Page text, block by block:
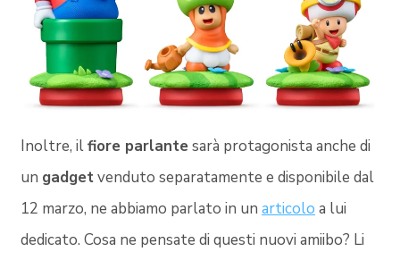
Inoltre, ilfiore parlantesarà protagonista anche di
un gadgetvenduto separatamente e disponibile dal
12 marzo, ne abbiamo parlato in un articolo a lui
dedicato. Cosa ne pensate di questi nuovi amiibo? Li